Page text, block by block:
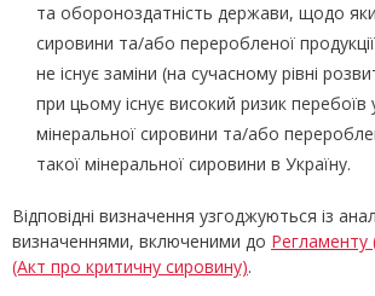
та обороноздатність держави, щодо
сировини та/або переробленої
не існує заміни (на сучасному рівні
при цьому існує високий ризик перебоїв
мінеральної сировини та/або
такої мінеральної сировини в Україну.
Відповідні визначення узгоджуються із
визначеннями, включеними до
(Акт про критичну сировину).